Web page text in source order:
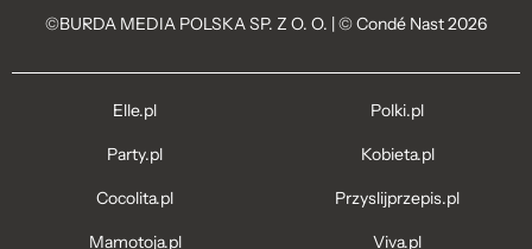
©BURDA MEDIA POLSKA SP. Z O. O. | © Condé Nast 2026
Elle.pl
Party.pl
Cocolita.pl
Mamotoja.pl
Polki.pl
Kobieta.pl
Przyslijprzepis.pl
Viva.pl